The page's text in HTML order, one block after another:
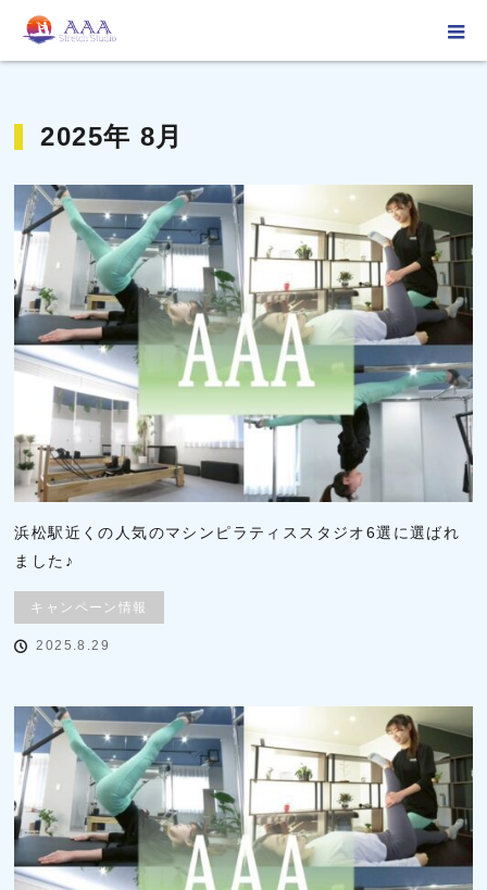
2025年 8月
2025年 8月
浜松駅近くの人気のマシンピラティススタジオ6選に選ばれ
ました♪
キャンペーン情報
2025.8.29